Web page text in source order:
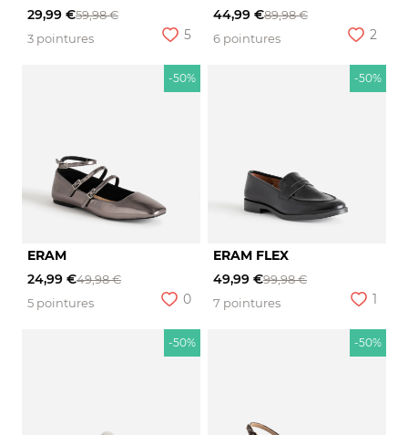
29,99 €59,98 €
3 pointures
5
44,99 €89,98 €
6 pointures
2
-50%
ERAM
24,99 €49,98 €
5 pointures
0
-50%
ERAM FLEX
49,99 €99,98 €
7 pointures
1
-50% -50%